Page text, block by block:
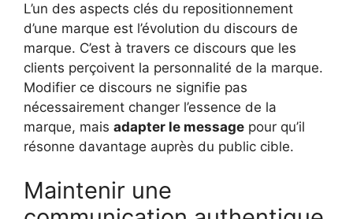
L’un des aspects clés du repositionnement
d’une marque est l’évolution du discours de
marque. C’est à travers ce discours que les
clients perçoivent la personnalité de la marque.
Modifier ce discours ne signifie pas
nécessairement changer l’essence de la
marque, mais adapter le message pour qu’il
résonne davantage auprès du public cible.
Maintenir une